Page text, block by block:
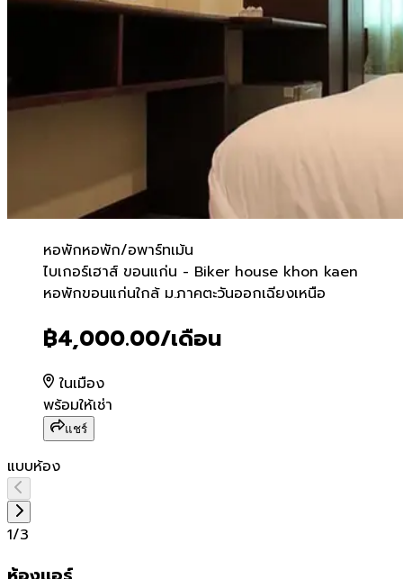
หอพักหอพัก/อพาร์ทเม้น
ไบเกอร์เฮาส์ ขอนแก่น -
ไบเกอร์เฮาส์ ขอนแก่น - Biker house khon kaen
หอพักขอนแก่นใกล้ ม.ภาคตะวันออกเฉียงเหนือ
฿4,000.00/เดือน
ในเมือง
พร้อมให้เช่า
แชร์
แบบห้อง
1/3